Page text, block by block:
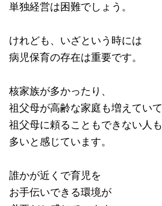
単独経営は困難でしょう。
けれども、いざという時には
病児保育の存在は重要です。
核家族が多かったり、
祖父母が高齢な家庭も増えていて
祖父母に頼ることもできない人も
多いと感じています。
誰かが近くで育児を
お手伝いできる環境が